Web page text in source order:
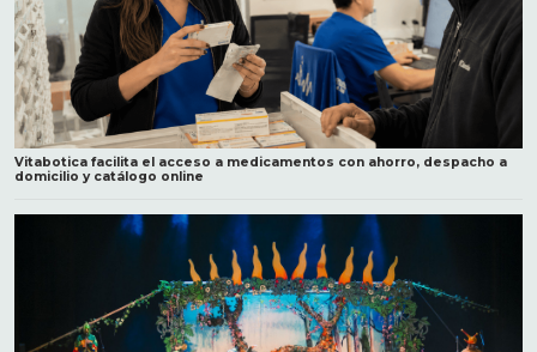
Vitabotica facilita el acceso a medicamentos con ahorro, despacho a
domicilio y catálogo online